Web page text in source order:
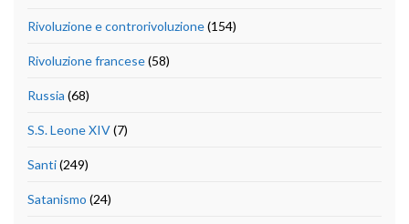
Rivoluzione e controrivoluzione(154)
Rivoluzione francese(58)
Russia (68)
S.S. Leone XIV(7)
Santi(249)
Satanismo (24)